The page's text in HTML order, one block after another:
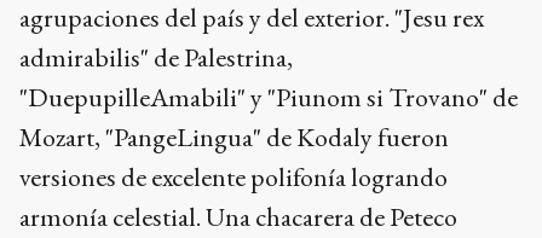
agrupaciones del país y del exterior. "Jesu rex
admirabilis" de Palestrina,
"DuepupilleAmabili" y "Piunom si Trovano" de
Mozart, "PangeLingua" de Kodaly fueron
versiones de excelente polifonía logrando
armonía celestial. Una chacarera de Peteco